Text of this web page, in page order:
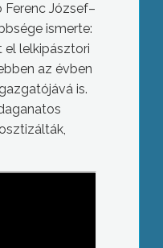
Ferenc József–
ismerte:
el lelkipásztori
az évben
is.